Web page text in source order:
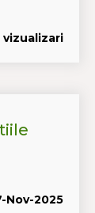
vizualizari
Nov-2025